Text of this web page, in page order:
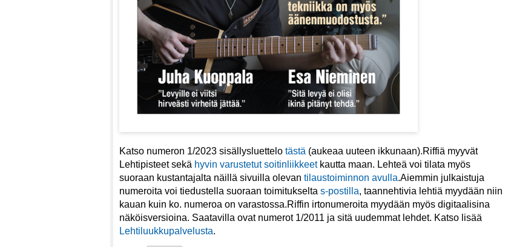
Katso numeron 1/2023 sisällysluettelo tästä (aukeaa uuteen ikkunaan).Riffiä myyvät
Lehtipisteet sekä hyvin varustetut soitinliikkeetkautta maan. Lehteä voi tilata myös
suoraan kustantajalta näillä sivuilla olevan tilaustoiminnon avulla.Aiemmin julkaistuja
numeroita voi tiedustella suoraan toimitukselta s-postilla, taannehtivia lehtiä myydään niin
kauan kuin ko. numeroa on varastossa.Riffin irtonumeroita myydään myös digitaalisina
näköisversioina. Saatavilla ovat numerot 1/2011 ja sitä uudemmat lehdet. Katso lisää
Lehtiluukkupalvelusta.